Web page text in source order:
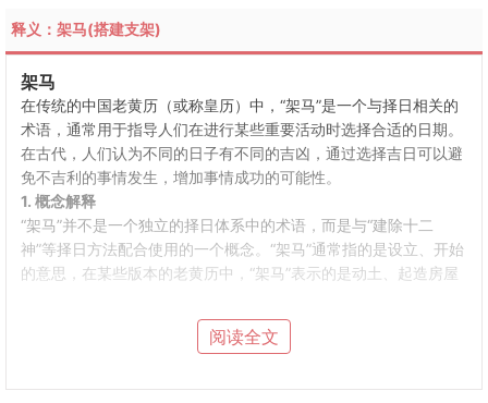
释义：架马(搭建支架)
架马
在传统的中国老黄历（或称皇历）中，“架马”是一个与择日相关的
术语，通常用于指导人们在进行某些重要活动时选择合适的日期。
在古代，人们认为不同的日子有不同的吉凶，通过选择吉日可以避
免不吉利的事情发生，增加事情成功的可能性。
1. 概念解释
“架马”并不是一个独立的择日体系中的术语，而是与“建除十二
神”等择日方法配合使用的一个概念。“架马”通常指的是设立、开始
的意思，在某些版本的老黄历中，“架马”表示的是动土、起造房屋
黄历中可能会有不同的解释，有时也被用来指代出行、远行的开
动土建造：在一些地区，“架马”被用来指代动工兴建房屋或其他建
阅读全文